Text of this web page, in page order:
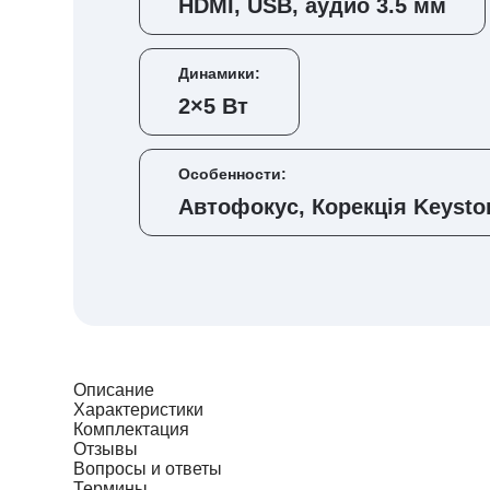
HDMI, USB, аудио 3.5 мм
Динамики:
2×5 Вт
Особенности:
Автофокус, Корекція
Описание
Характеристики
Комплектация
Отзывы
Вопросы и ответы